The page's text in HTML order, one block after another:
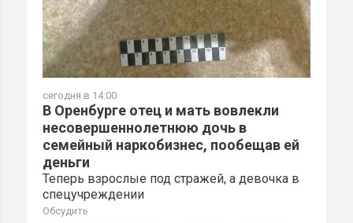
сегодня в 14:00
В Оренбурге отец и мать вовлекли
несовершеннолетнюю дочь в
семейный наркобизнес, пообещав ей
деньги
Теперь взрослые под стражей, а девочка в
спецучреждении
Обсудить